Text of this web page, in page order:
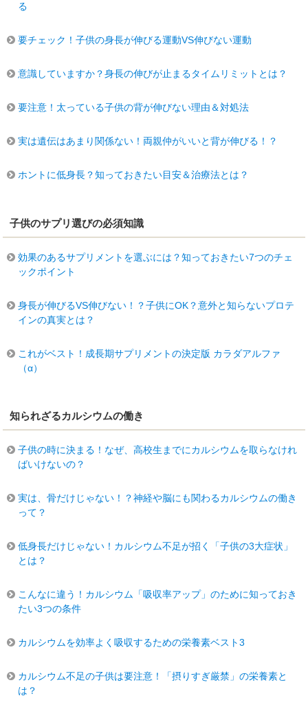
る
要チェック！子供の身長が伸びる運動VS伸びない運動
意識していますか？身長の伸びが止まるタイムリミットとは？
要注意！太っている子供の背が伸びない理由＆対処法
実は遺伝はあまり関係ない！両親仲がいいと背が伸びる！？
ホントに低身長？知っておきたい目安＆治療法とは？
子供のサプリ選びの必須知識
効果のあるサプリメントを選ぶには？知っておきたい7つのチェ
ックポイント
身長が伸びるVS伸びない！？子供にOK？意外と知らないプロテ
インの真実とは？
これがベスト！成長期サプリメントの決定版 カラダアルファ
（α）
知られざるカルシウムの働き
子供の時に決まる！なぜ、高校生までにカルシウムを取らなけれ
ばいけないの？
実は、骨だけじゃない！？神経や脳にも関わるカルシウムの働き
って？
低身長だけじゃない！カルシウム不足が招く「子供の3大症状」
とは？
こんなに違う！カルシウム「吸収率アップ」のために知っておき
たい3つの条件
カルシウムを効率よく吸収するための栄養素ベスト3
カルシウム不足の子供は要注意！「摂りすぎ厳禁」の栄養素と
は？